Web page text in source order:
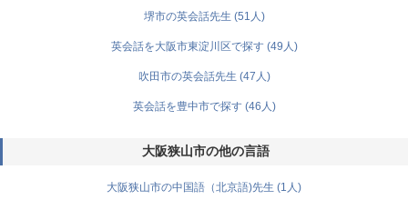
堺市の英会話先生 (51人)
英会話を大阪市東淀川区で探す (49人)
吹田市の英会話先生 (47人)
英会話を豊中市で探す (46人)
大阪狭山市の他の言語
大阪狭山市の中国語（北京語)先生 (1人)